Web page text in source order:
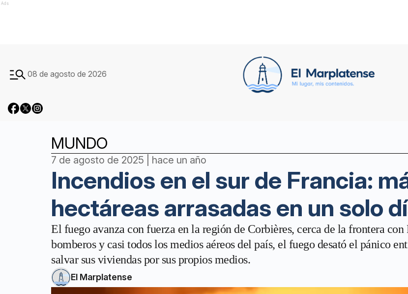
Ads
08 de agosto de 2026
MUNDO
7 de agosto de 2025 | hace un año
Incendios en el sur de Francia:
hectáreas arrasadas en un solo
El fuego avanza con fuerza en la región de Corbières, cerca de la frontera con
bomberos y casi todos los medios aéreos del país, el fuego desató el pánico
salvar sus viviendas por sus propios medios.
El Marplatense